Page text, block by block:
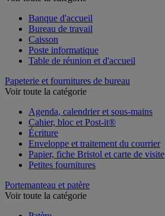
Banque d'accueil
Bureau de travail
Caisson
Poste informatique
Table de réunion et d'accueil
Papeterie et fournitures de bureau
Voir toute la catégorie
Agenda, calendrier et sous-mains
Cahier, bloc et Post-it®
Écriture
Enveloppe et traitement du courrier
Papier, fiche Bristol et carte de visite
Petites fournitures
Portemanteau et patère
Voir toute la catégorie